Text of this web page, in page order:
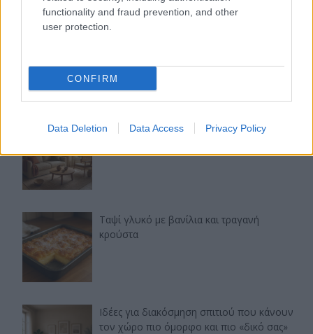
functionality and fraud prevention, and other
user protection.
CONFIRM
Data Deletion Data Access Privacy Policy
Τελευταία άρθρα
Εύκολες ιδέες για αρχάριους: εκλεκτικό
Ταψί γλυκό με βανίλια και τραγανή
κρούστα
Ιδέες για διακόσμηση σπιτιού που κάνουν
τον χώρο πιο όμορφο και πιο «δικό σας»